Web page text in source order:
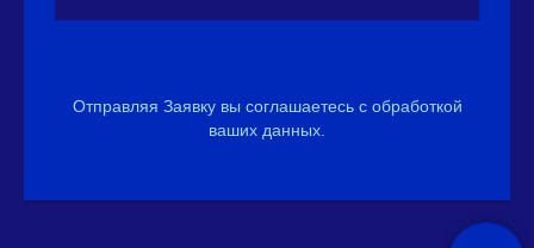
Отправляя Заявку вы соглашаетесь с обработкой
ваших данных.